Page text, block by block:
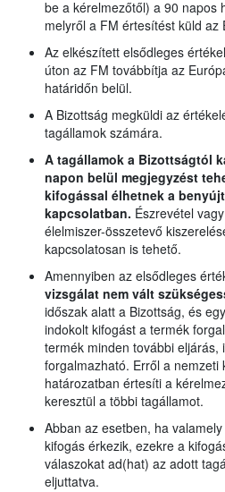
be a kérelmezőtől) a 90 napos
melyről a FM értesítést küld az
Az elkészített elsődleges
úton az FM továbbítja az
határidőn belül.
A Bizottság megküldi az
tagállamok számára.
A tagállamok a Bizottságtól
napon belül megjegyzést
kifogással élhetnek a
kapcsolatban. Észrevétel
élelmiszer-összetevő
kapcsolatosan is tehető.
Amennyiben az elsődleges
vizsgálat nem vált
időszak alatt a Bizottság, és
indokolt kifogást a termék
termék minden további eljárás,
forgalmazható. Erről a nemzeti
határozatban értesíti a
keresztül a többi tagállamot.
Abban az esetben, ha
kifogás érkezik, ezekre a
válaszokat ad(hat) az adott
eljuttatva.